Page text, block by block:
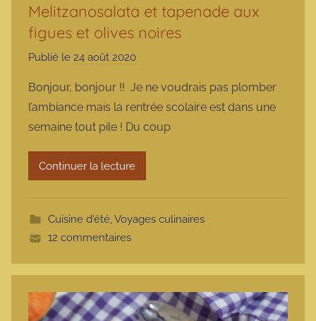
Melitzanosalata et tapenade aux
figues et olives noires
Publié le 24 août 2020
r
m
a
r
t
Bonjour, bonjour !! Je ne voudrais pas plomber
l’ambiance mais la rentrée scolaire est dans une
semaine tout pile ! Du coup
Continuer la lecture
Cuisine d'été,Voyages culinaires
12 commentaires